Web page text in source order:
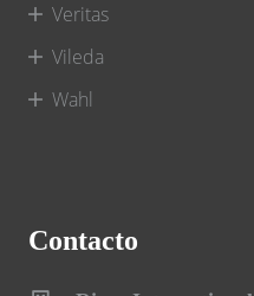
Veritas
Vileda
Wahl
Contacto